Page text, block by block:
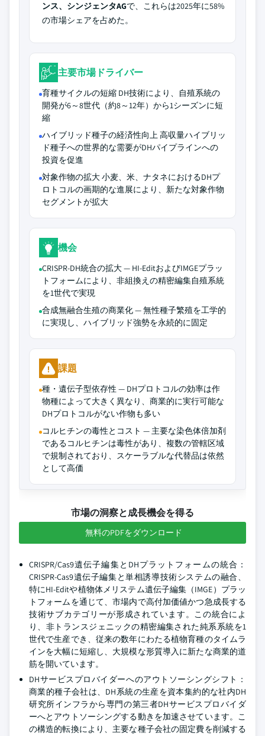
ンス、シンジェンタAGで、これらは2025年に58%
の市場シェアを占めた。
主要市場ドライバー
育種サイクルの短縮 DH技術により、自殖系統の
開発が6～8世代（約8～12年）から1シーズンに短
縮
ハイブリッド種子の経済性向上 高収量ハイブリッ
ド種子への世界的な需要がDHパイプラインへの
投資を促進
対象作物の拡大 小麦、米、ナタネにおけるDHプ
ロトコルの画期的な進展により、新たな対象作物
セグメントが拡大
機会
CRISPR-DH統合の拡大 — HI-EditおよびIMGEプラッ
トフォームにより、非組換えの精密編集自殖系統
を1世代で実現
合成無融合生殖の商業化 — 無性種子繁殖を工学的
に実現し、ハイブリッド強勢を永続的に固定
課題
種・遺伝子型依存性 — DHプロトコルの効率は作
物種によって大きく異なり、商業的に実行可能な
DHプロトコルがない作物も多い
コルヒチンの毒性とコスト — 主要な染色体倍加剤
であるコルヒチンは毒性があり、複数の管轄区域
で規制されており、スケーラブルな代替品は依然
として高価
市場の洞察と成長機会を得る
無料のPDFをダウンロード
CRISPR/Cas9遺伝子編集とDHプラットフォームの統合：
CRISPR-Cas9遺伝子編集と単相誘導技術システムの融合、
特にHI-Editや植物体メリステム遺伝子編集（IMGE）プラッ
トフォームを通じて、市場内で高付加価値かつ急成長する
技術サブカテゴリーが形成されています。この統合によ
り、非トランスジェニックの精密編集された純系系統を1
世代で生産でき、従来の数年にわたる植物育種のタイムラ
インを大幅に短縮し、大規模な形質導入に新たな商業的道
筋を開いています。
DHサービスプロバイダーへのアウトソーシングシフト：
商業的種子会社は、DH系統の生産を資本集約的な社内DH
研究所インフラから専門の第三者DHサービスプロバイダ
ーへとアウトソーシングする動きを加速させています。こ
の構造的転換により、主要な種子会社の固定費を削減する